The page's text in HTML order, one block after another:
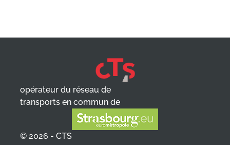
opérateur du réseau de
transports en commun de
© 2026 - CTS